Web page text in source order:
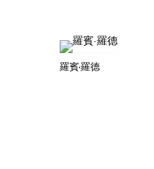
羅賓·羅德